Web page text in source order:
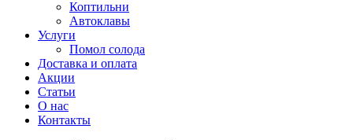
Коптильни
Автоклавы
Услуги
Помол солода
Доставка и оплата
Акции
Статьи
О нас
Контакты